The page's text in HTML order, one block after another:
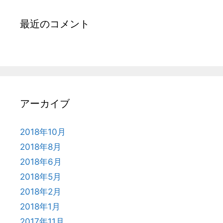
最近のコメント
アーカイブ
2018年10月
2018年8月
2018年6月
2018年5月
2018年2月
2018年1月